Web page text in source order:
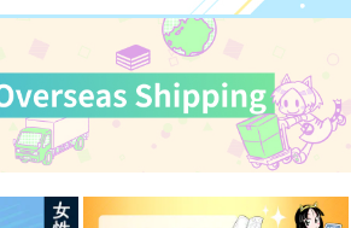
ダンケルフェルガーの
逆行聖女8
ぷてりんぐ
787円（税込）
サンプル
らきすけ？！
Biblion
（税込）
サンプル
サンプル サンプル